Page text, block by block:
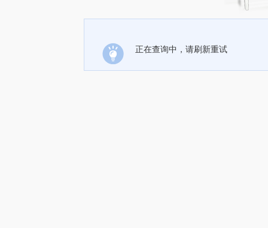
正在查询中，请刷新重试